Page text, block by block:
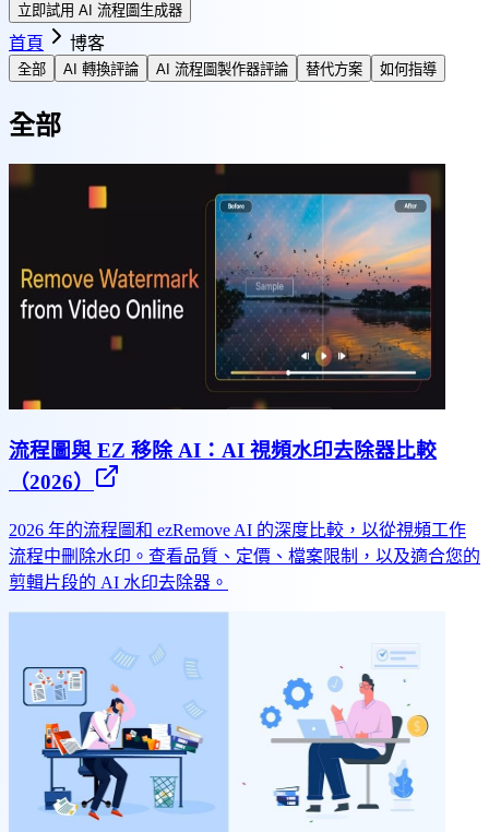
立即試用 AI 流程圖生成器
首頁 博客
全部 AI 轉換評論 AI 流程圖製作器評論 替代方案 如何指導
全部
流程圖與 EZ 移除 AI：AI 視頻水印去除器比較
（2026）
2026 年的流程圖和 ezRemove AI 的深度比較，以從視頻工作
流程中刪除水印。查看品質、定價、檔案限制，以及適合您的
剪輯片段的 AI 水印去除器。